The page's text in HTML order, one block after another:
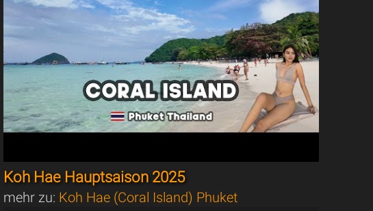
Koh Hae Hauptsaison 2025
mehr zu: Koh Hae (Coral Island) Phuket